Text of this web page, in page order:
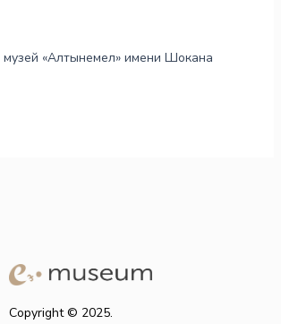
«Алтынемел» имени Шокана
Copyright © 2025.